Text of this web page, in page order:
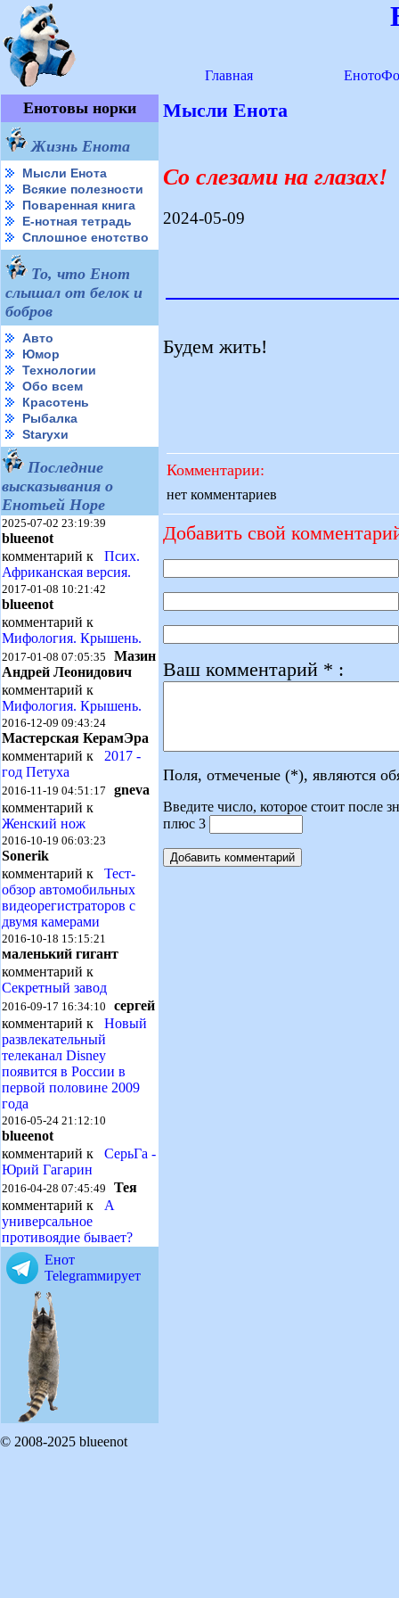
Главная
Енотовы норки
Жизнь Енота
Мысли Енота
Всякие полезности
Поваренная книга
Е-нотная тетрадь
Сплошное енотство
То, что Енот
слышал от белок и
бобров
Авто
Юмор
Технологии
Обо всем
Красотень
Рыбалка
Starухи
Последние
высказывания о
Енотьей Норе
2025-07-02 23:19:39
blueenot
комментарий к Псих.
Африканская версия.
2017-01-08 10:21:42
blueenot
комментарий к
Мифология. Крышень.
2017-01-08 07:05:35 Мазин
Андрей Леонидович
комментарий к
Мифология. Крышень.
2016-12-09 09:43:24
Мастерская КерамЭра
комментарий к 2017 -
год Петуха
2016-11-19 04:51:17 gneva
комментарий к
Женский нож
2016-10-19 06:03:23
Sonerik
комментарий к Тест-
обзор автомобильных
видеорегистраторов с
двумя камерами
2016-10-18 15:15:21
маленький гигант
комментарий к
Секретный завод
2016-09-17 16:34:10 сергей
комментарий к Новый
развлекательный
телеканал Disney
появится в России в
первой половине 2009
года
2016-05-24 21:12:10
blueenot
комментарий к СерьГа -
Юрий Гагарин
2016-04-28 07:45:49 Тея
комментарий к А
универсальное
противоядие бывает?
Енот
Telegramмирует
Мысли Енота
Со слезами на глазах!
2024-05-09
Будем жить!
Комментарии:
нет комментариев
Добавить свой
Ваш комментарий * :
Поля, отмеченые (*), являются
Введите число, которое стоит после
плюс 3
© 2008-2025 blueenot